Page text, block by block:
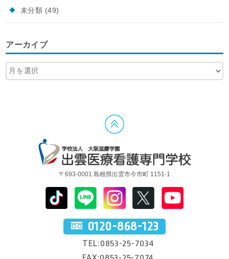
未分類 (49)
アーカイブ
〒693-0001 島根県出雲市今市町 1151-1
0120-868-123
TEL:0853-25-7034